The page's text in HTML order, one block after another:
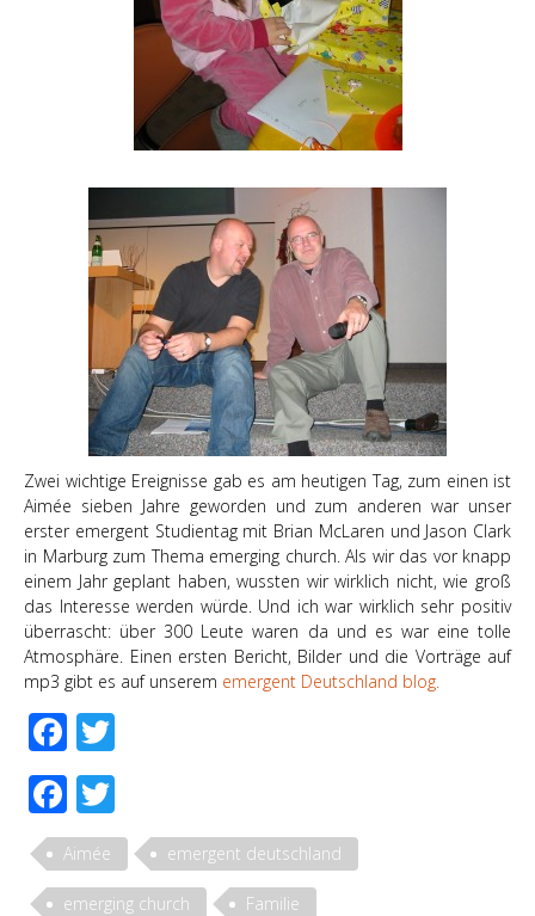
Zwei wichtige Ereignisse gab es am heutigen Tag, zum einen ist
Aimée sieben Jahre geworden und zum anderen war unser
erster emergent Studientag mit Brian McLaren und Jason Clark
in Marburg zum Thema emerging church. Als wir das vor knapp
einem Jahr geplant haben, wussten wir wirklich nicht, wie groß
das Interesse werden würde. Und ich war wirklich sehr positiv
überrascht: über 300 Leute waren da und es war eine tolle
Atmosphäre. Einen ersten Bericht, Bilder und die Vorträge auf
mp3 gibt es auf unserem emergent Deutschland blog.
Facebook
Facebook
Aimée emergent deutschland
emerging church Familie